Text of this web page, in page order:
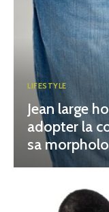
LIFESTYLE
Jean large
adopter la
sa